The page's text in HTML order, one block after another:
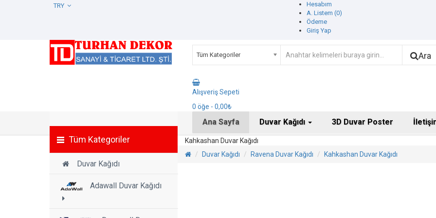
Hesabım
A. Listem (0)
Ödeme
Giriş Yap
Tüm Kategoriler Ara
Alışveriş Sepeti
0 öğe - 0,00₺
Tüm Kategoriler
Duvar Kağıdı
Adawall Duvar Kağıdı
Ana Sayfa Duvar Kağıdı 3D Duvar Poster
Kahkashan Duvar Kağıdı
Duvar Kağıdı
Ravena Duvar Kağıdı Kahkashan Duvar Kağıdı